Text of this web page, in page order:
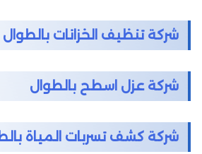
شركة تنظيف الخزانات بالطوال
شركة عزل اسطح بالطوال
شركة كشف تسربات المياة